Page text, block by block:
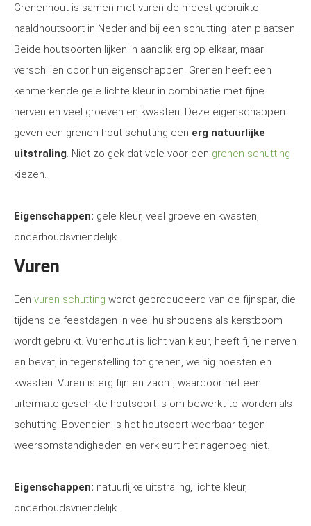
Grenenhout is samen met vuren de meest gebruikte
naaldhoutsoort in Nederland bij een schutting laten plaatsen.
Beide houtsoorten lijken in aanblik erg op elkaar, maar
verschillen door hun eigenschappen. Grenen heeft een
kenmerkende gele lichte kleur in combinatie met fijne
nerven en veel groeven en kwasten. Deze eigenschappen
geven een grenen hout schutting een erg natuurlijke
uitstraling. Niet zo gek dat vele voor een grenen schutting
kiezen.
Eigenschappen: gele kleur, veel groeve en kwasten,
onderhoudsvriendelijk.
Vuren
Een vuren schutting wordt geproduceerd van de fijnspar, die
tijdens de feestdagen in veel huishoudens als kerstboom
wordt gebruikt. Vurenhout is licht van kleur, heeft fijne nerven
en bevat, in tegenstelling tot grenen, weinig noesten en
kwasten. Vuren is erg fijn en zacht, waardoor het een
uitermate geschikte houtsoort is om bewerkt te worden als
schutting. Bovendien is het houtsoort weerbaar tegen
weersomstandigheden en verkleurt het nagenoeg niet.
Eigenschappen: natuurlijke uitstraling, lichte kleur,
onderhoudsvriendelijk.